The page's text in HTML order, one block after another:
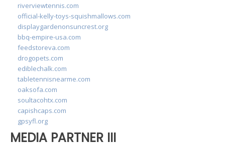
riverviewtennis.com
official-kelly-toys-squishmallows.com
displaygardenonsuncrest.org
bbq-empire-usa.com
feedstoreva.com
drogopets.com
ediblechalk.com
tabletennisnearme.com
oaksofa.com
soultacohtx.com
capishcaps.com
gpsyfl.org
MEDIA PARTNER III